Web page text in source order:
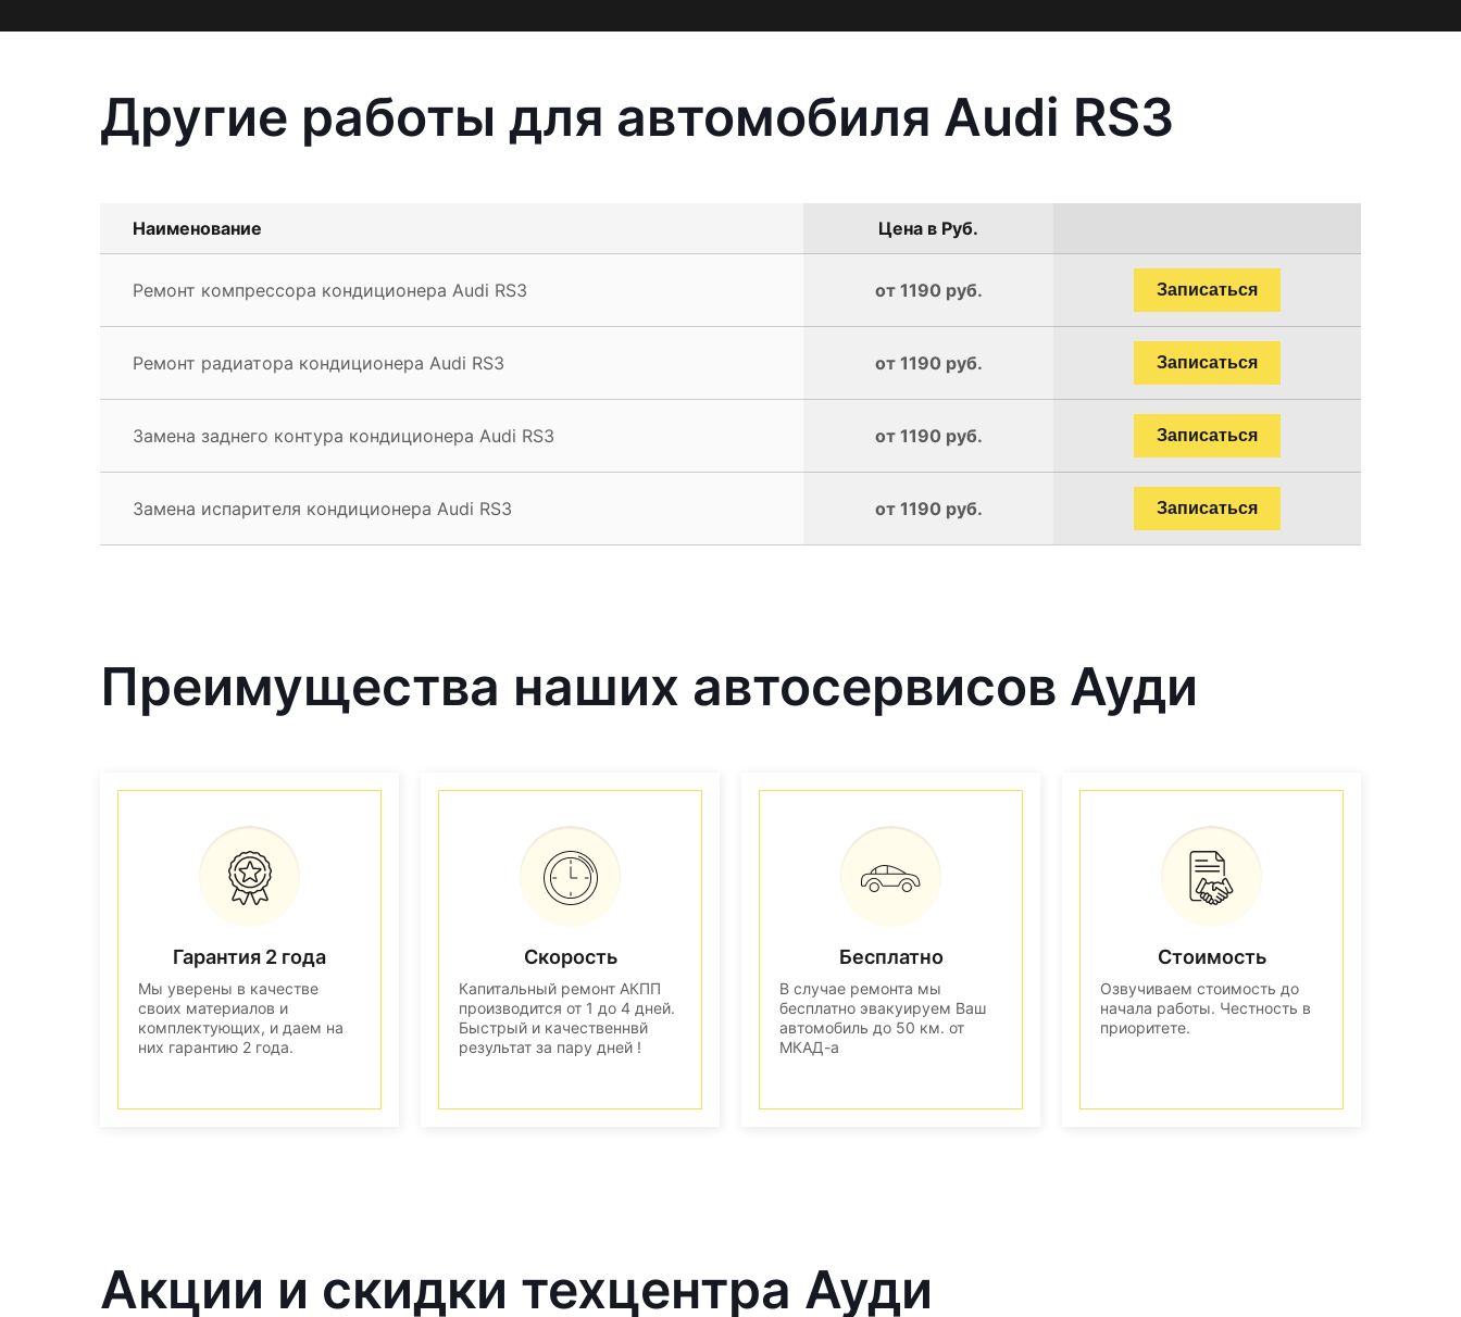
Другие работы для автомобиля Audi RS3
Наименование Цена в Руб.
Ремонт компрессора кондиционера Audi RS3 от 1190 руб. Записаться
Ремонт радиатора кондиционера Audi RS3 от 1190 руб. Записаться
Замена заднего контура кондиционера Audi RS3 от 1190 руб. Записаться
Замена испарителя кондиционера Audi RS3 от 1190 руб. Записаться
Преимущества наших автосервисов Ауди
Гарантия 2 года
Мы уверены в качестве
своих материалов и
комплектующих, и даем на
них гарантию 2 года.
Скорость
Капитальный ремонт АКПП
производится от 1 до 4 дней.
Быстрый и качественнвй
результат за пару дней !
Бесплатно
В случае ремонта мы
бесплатно эвакуируем Ваш
автомобиль до 50 км. от
МКАД-а
Стоимость
Озвучиваем стоимость до
начала работы. Честность в
приоритете.
Акции и скидки техцентра Ауди